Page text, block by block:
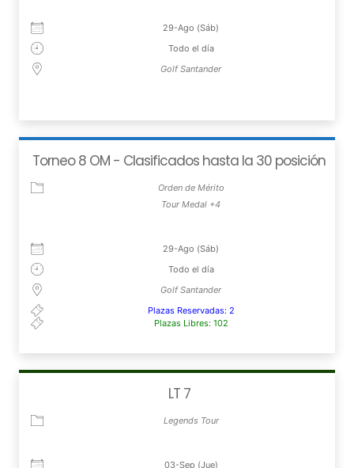
29-Ago (Sáb)
Todo el día
Golf Santander
Torneo 8 OM - Clasificados hasta la 30 posición
Orden de Mérito
Tour Medal +4
29-Ago (Sáb)
Todo el día
Golf Santander
Plazas Reservadas: 2
Plazas Libres: 102
LT 7
Legends Tour
03-Sep (Jue)